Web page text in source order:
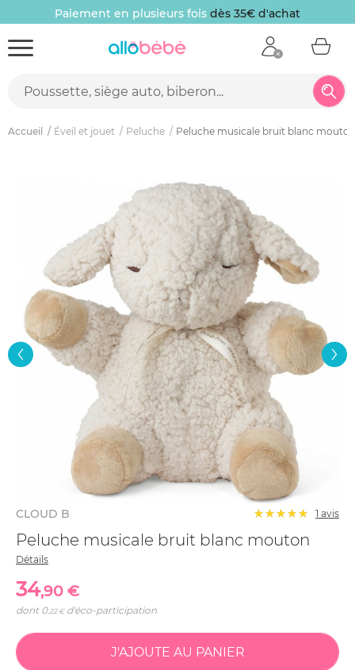
Paiement en plusieurs fois dès 35€ d'achat
Accueil Éveil et jouet Peluche Peluche musicale bruit blanc mouton
CLOUD B 1 avis
Peluche musicale bruit blanc mouton
Détails
34,90 €
dont 0,22 €d'éco-participation